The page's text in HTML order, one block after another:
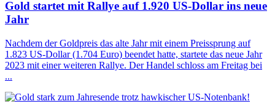
Gold startet mit Rallye auf 1.920 US-Dollar ins neue
Jahr
Nachdem der Goldpreis das alte Jahr mit einem Preissprung auf
1.823 US-Dollar (1.704 Euro) beendet hatte, startete das neue Jahr
2023 mit einer weiteren Rallye. Der Handel schloss am Freitag bei
...